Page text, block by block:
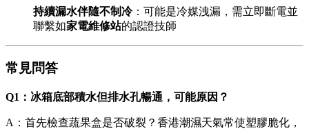
持續漏水伴隨不制冷：可能是冷媒洩漏，需立即斷電並
聯繫如家電維修站的認證技師
常見問答
Q1：冰箱底部積水但排水孔暢通，可能原因？
A：首先檢查蔬果盒是否破裂？香港潮濕天氣常使塑膠脆化，